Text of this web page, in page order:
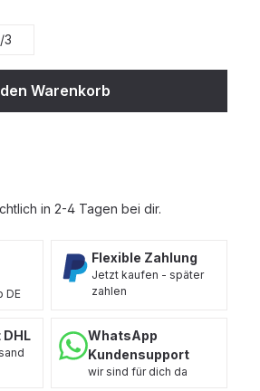
in 2-4 Tagen bei dir.
3
Warenkorb
DE
Flexible Zahlung
Jetzt kaufen - später
zahlen
WhatsApp
Kundensupport
wir sind für dich da